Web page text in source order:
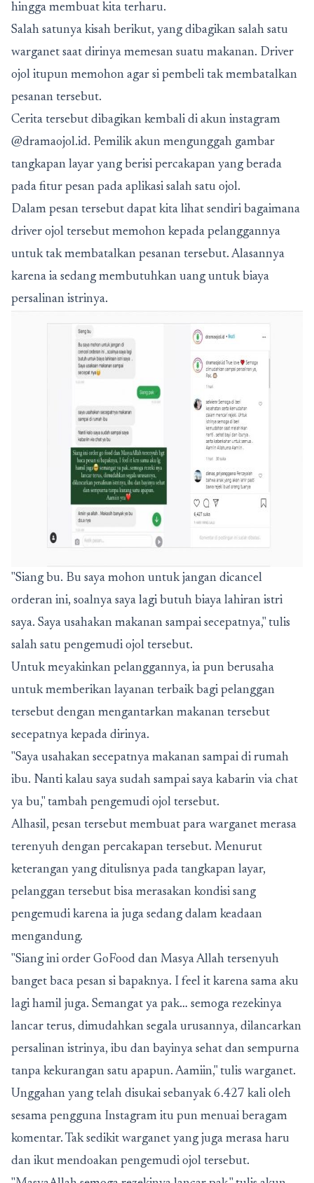
hingga membuat kita terharu.
Salah satunya kisah berikut, yang dibagikan salah satu
warganet saat dirinya memesan suatu makanan. Driver
ojol itupun memohon agar si pembeli tak membatalkan
pesanan tersebut.
Cerita tersebut dibagikan kembali di akun instagram
@dramaojol.id. Pemilik akun mengunggah gambar
tangkapan layar yang berisi percakapan yang berada
pada fitur pesan pada aplikasi salah satu ojol.
Dalam pesan tersebut dapat kita lihat sendiri bagaimana
driver ojol tersebut memohon kepada pelanggannya
untuk tak membatalkan pesanan tersebut. Alasannya
karena ia sedang membutuhkan uang untuk biaya
persalinan istrinya.
"Siang bu. Bu saya mohon untuk jangan dicancel
orderan ini, soalnya saya lagi butuh biaya lahiran istri
saya. Saya usahakan makanan sampai secepatnya," tulis
salah satu pengemudi ojol tersebut.
Untuk meyakinkan pelanggannya, ia pun berusaha
untuk memberikan layanan terbaik bagi pelanggan
tersebut dengan mengantarkan makanan tersebut
secepatnya kepada dirinya.
"Saya usahakan secepatnya makanan sampai di rumah
ibu. Nanti kalau saya sudah sampai saya kabarin via chat
ya bu," tambah pengemudi ojol tersebut.
Alhasil, pesan tersebut membuat para warganet merasa
terenyuh dengan percakapan tersebut. Menurut
keterangan yang ditulisnya pada tangkapan layar,
pelanggan tersebut bisa merasakan kondisi sang
pengemudi karena ia juga sedang dalam keadaan
mengandung.
"Siang ini order GoFood dan Masya Allah tersenyuh
banget baca pesan si bapaknya. I feel it karena sama aku
lagi hamil juga. Semangat ya pak… semoga rezekinya
lancar terus, dimudahkan segala urusannya, dilancarkan
persalinan istrinya, ibu dan bayinya sehat dan sempurna
tanpa kekurangan satu apapun. Aamiin," tulis warganet.
Unggahan yang telah disukai sebanyak 6.427 kali oleh
sesama pengguna Instagram itu pun menuai beragam
komentar. Tak sedikit warganet yang juga merasa haru
dan ikut mendoakan pengemudi ojol tersebut.